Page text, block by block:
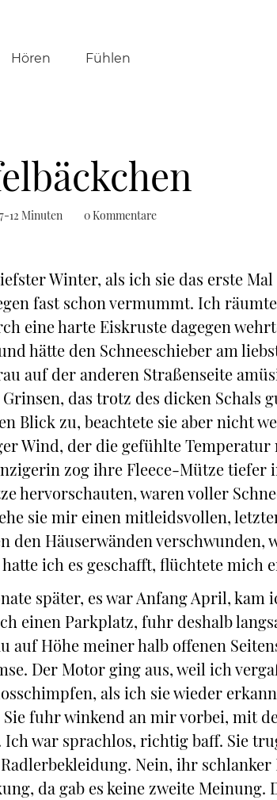
Hören Fühlen
7-12 Minuten 0 Kommentare
Winter, als ich sie das erste
fast schon vermummt. Ich
eine harte Eiskruste dagegen
hätte den Schneeschieber am
auf der anderen Straßenseite
das trotz des dicken Schals
Blick zu, beachtete sie aber nicht
Wind, der die gefühlte
zog ihre Fleece-Mütze tiefer
hervorschauten, waren voller
sie mir einen mitleidsvollen,
den Häuserwänden
ich es geschafft, flüchtete mich
später, es war Anfang April,
einen Parkplatz, fuhr deshalb
auf Höhe meiner halb offenen
Der Motor ging aus, weil ich
als ich sie wieder
Sie fuhr winkend an mir vorbei, mit
Ich war sprachlos, richtig baff. Sie
Nein, ihr
da gab es keine zweite